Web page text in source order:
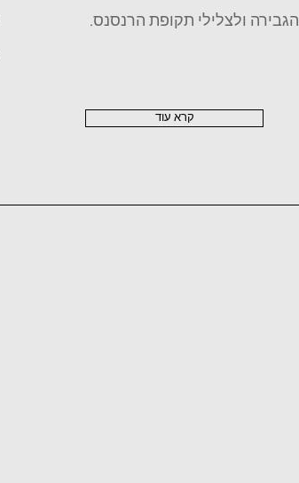
הגבירה ולצלילי תקופת הרנסנס.
קרא עוד